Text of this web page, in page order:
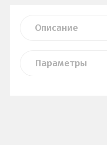
Описание
Параметры